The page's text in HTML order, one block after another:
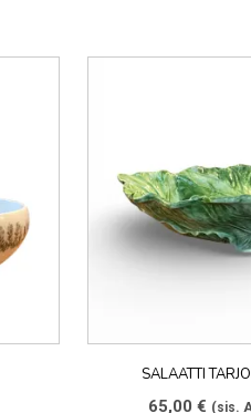
SALAATTI
65,00€ (sis.